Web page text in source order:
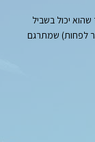
יכול בשביל
לפחות) שמתרגם